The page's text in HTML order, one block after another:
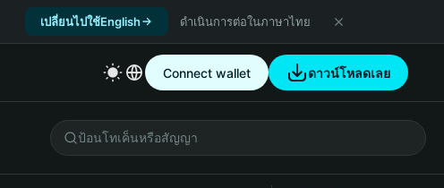
เปลี่ยนไปใช้English ดำเนินการต่อในภาษาไทย
Connect wallet ดาวน์โหลดเลย